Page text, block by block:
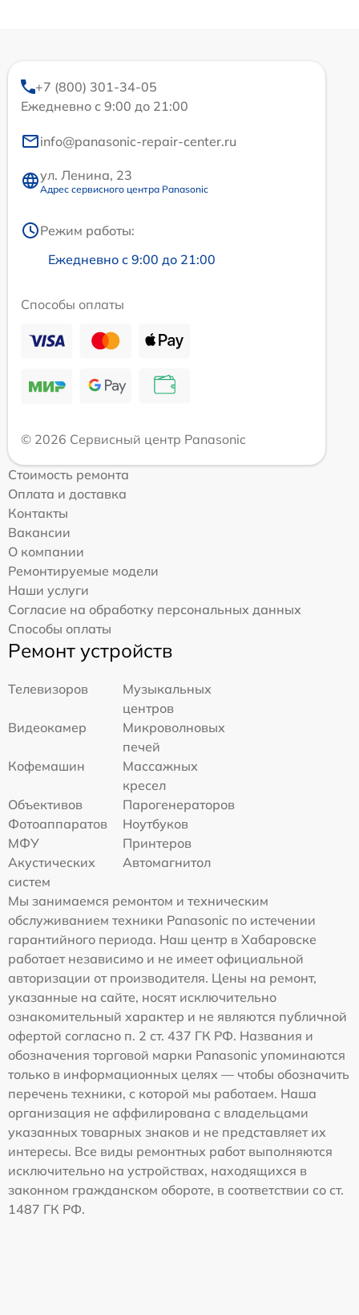
+7 (800) 301-34-05
Ежедневно с 9:00 до 21:00
info@panasonic-repair-center.ru
ул. Ленина, 23
Адрес сервисного центра Panasonic
Режим работы:
Ежедневно с 9:00 до 21:00
Способы оплаты
© 2026 Сервисный центр Panasonic
Стоимость ремонта
Оплата и доставка
Контакты
Вакансии
О компании
Ремонтируемые модели
Наши услуги
Согласие на обработку персональных данных
Способы оплаты
Ремонт устройств
Телевизоров
Музыкальных
центров
Видеокамер
Микроволновых
печей
Кофемашин
Массажных
кресел
Объективов
Парогенераторов
Фотоаппаратов
Ноутбуков
МФУ
Принтеров
Акустических
систем
Автомагнитол
Мы занимаемся ремонтом и техническим
обслуживанием техники Panasonic по истечении
гарантийного периода. Наш центр в Хабаровске
работает независимо и не имеет официальной
авторизации от производителя. Цены на ремонт,
указанные на сайте, носят исключительно
ознакомительный характер и не являются публичной
офертой согласно п. 2 ст. 437 ГК РФ. Названия и
обозначения торговой марки Panasonic упоминаются
только в информационных целях — чтобы обозначить
перечень техники, с которой мы работаем. Наша
организация не аффилирована с владельцами
указанных товарных знаков и не представляет их
интересы. Все виды ремонтных работ выполняются
исключительно на устройствах, находящихся в
законном гражданском обороте, в соответствии со ст.
1487 ГК РФ.